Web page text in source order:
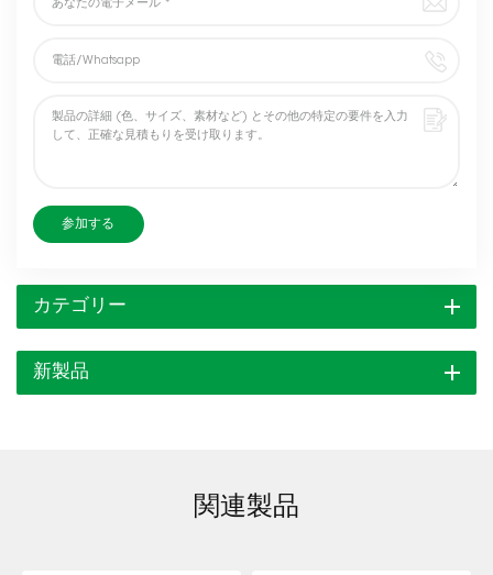
参加する
カテゴリー
新製品
関連製品